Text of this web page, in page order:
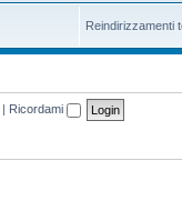
Reindirizzamenti
| Ricordami